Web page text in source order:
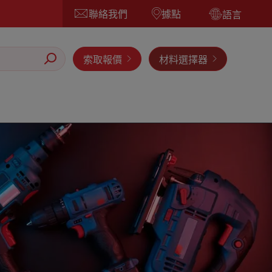
聯絡我們 據點 語言
索取報價 材料選擇器